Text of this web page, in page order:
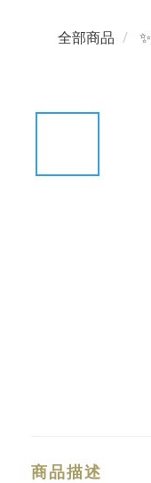
全部商品
商品描述